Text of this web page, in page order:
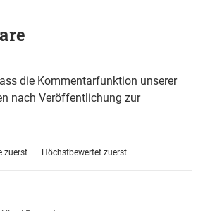
die Kommentarfunktion unserer
nach Veröffentlichung zur
zuerst Höchstbewertet zuerst